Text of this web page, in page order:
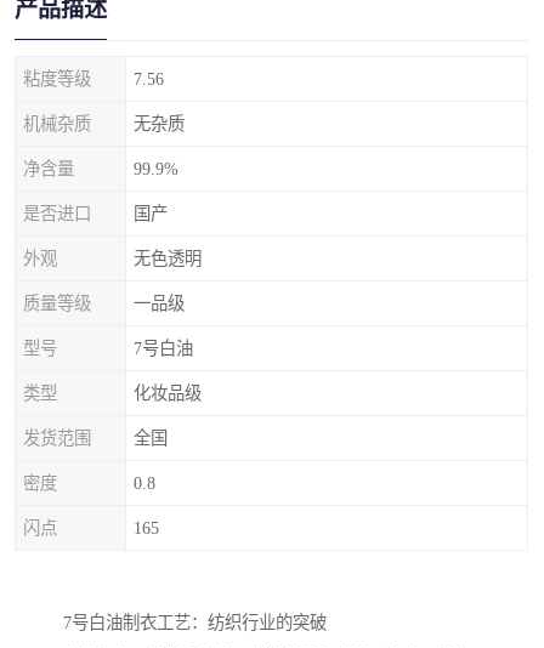
产品描述
粘度等级 7.56
机械杂质 无杂质
净含量 99.9%
是否进口 国产
外观 无色透明
质量等级 一品级
型号 7号白油
类型 化妆品级
发货范围 全国
密度 0.8
闪点 165
7号白油制衣工艺：纺织行业的突破